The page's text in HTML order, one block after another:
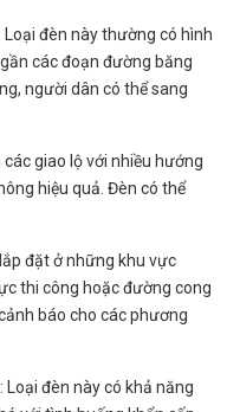
: Loại đèn này thường có hình
các đoạn đường băng
người dân có thể sang
các giao lộ với nhiều hướng
hiệu quả. Đèn có thể
đặt ở những khu vực
thi công hoặc đường cong
báo cho các phương
: Loại đèn này có khả năng